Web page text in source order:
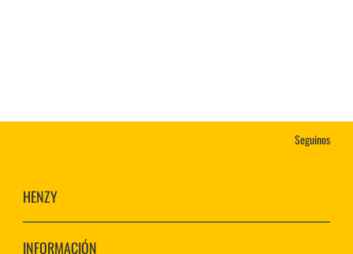
Seguinos
HENZY
INFORMACIÓN